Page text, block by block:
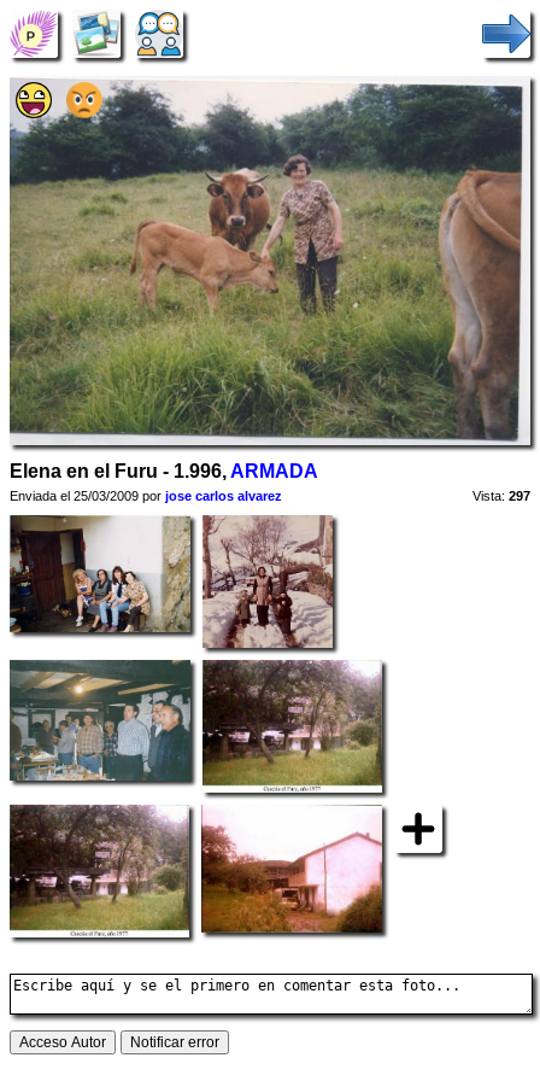
Elena en el Furu - 1.996,ARMADA
Enviada el 25/03/2009 por jose carlos alvarez Vista: 297